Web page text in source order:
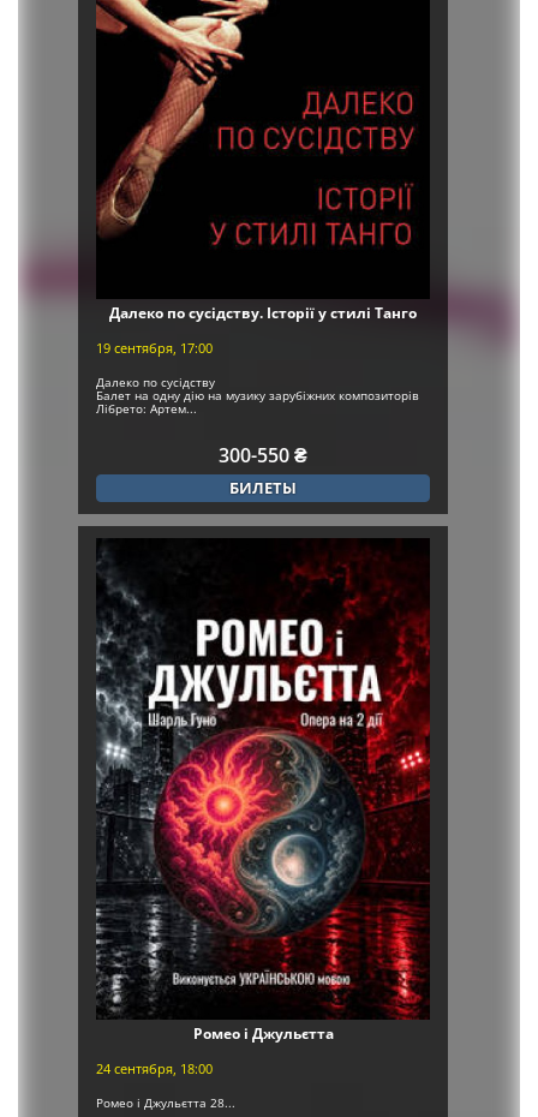
Далеко по сусідству. Історії у стилі Танго
19 сентября, 17:00
Далеко по сусідству
Балет на одну дію на музику зарубіжних композиторів
Лібрето: Артем...
300-550 ₴
БИЛЕТЫ
Ромео і Джульєтта
24 сентября, 18:00
Ромео і Джульєтта 28...